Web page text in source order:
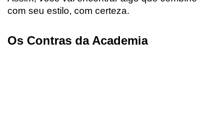
com seu estilo, com certeza.
Os Contras da Academia